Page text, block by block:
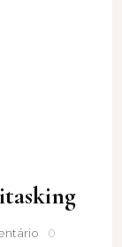
Vamos
0